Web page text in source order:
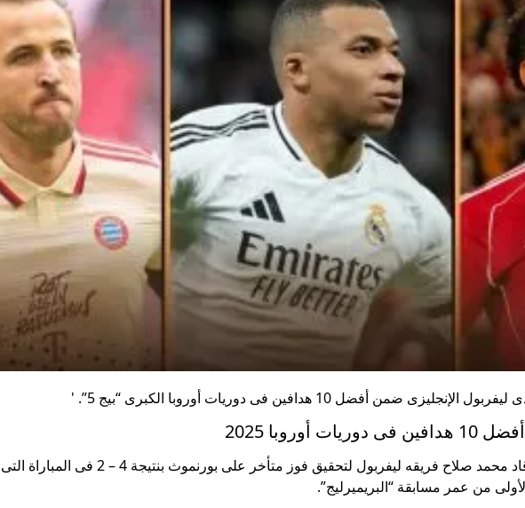
10 هدافين فى دوريات أوروبا الكبرى “بيج 5”. '
2025
الثلاثاء، 19 أغسطس 2025 10:33 ص وقاد محمد صلاح فريقه ليفربول لتحقيق فوز متأخر
من عمر مسابقة “البريميرليج”.